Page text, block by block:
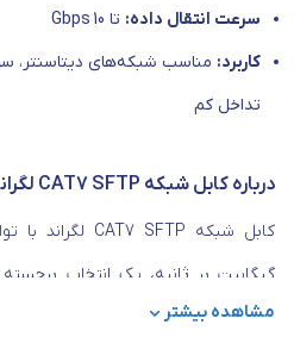
سرعت انتقال داده: تا 10 Gbps
کاربرد: مناسب شبکه‌های دیتاسنتر،
تداخل کم
درباره کابل شبکه CAT7 SFTP لگراند
گیگابیت بر ثانیه، یک انتخاب
شبکه در پروژه‌های پیشرفته به
مشاهده بیشتر